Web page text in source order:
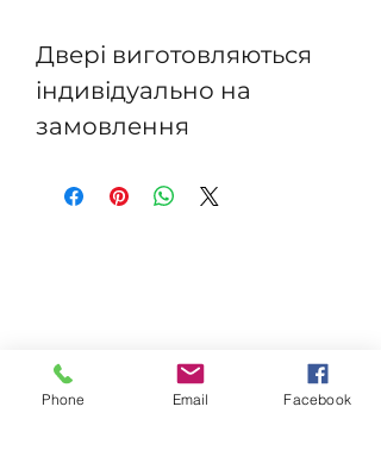
Двері виготовляються
індивідуально на
замовлення
Phone Email Facebook